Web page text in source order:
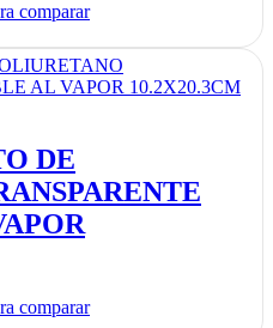
comparar
DE
comparar